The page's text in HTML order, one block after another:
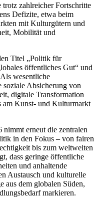
zahlreicher Fortschritte
Defizite, etwa beim
mit Kulturgütern und
Mobilität und
Titel „Politik für
öffentliches Gut“ und
wesentliche
soziale Absicherung von
digitale Transformation
am Kunst- und Kulturmarkt
erneut die zentralen
in den Fokus – von fairen
bis zum weltweiten
dass geringe öffentliche
und anhaltende
Austausch und kulturelle
aus dem globalen Süden,
markieren.